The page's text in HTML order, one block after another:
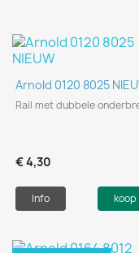
Arnold 0120 8025
Rail met dubbele
€ 4,30
Info koop